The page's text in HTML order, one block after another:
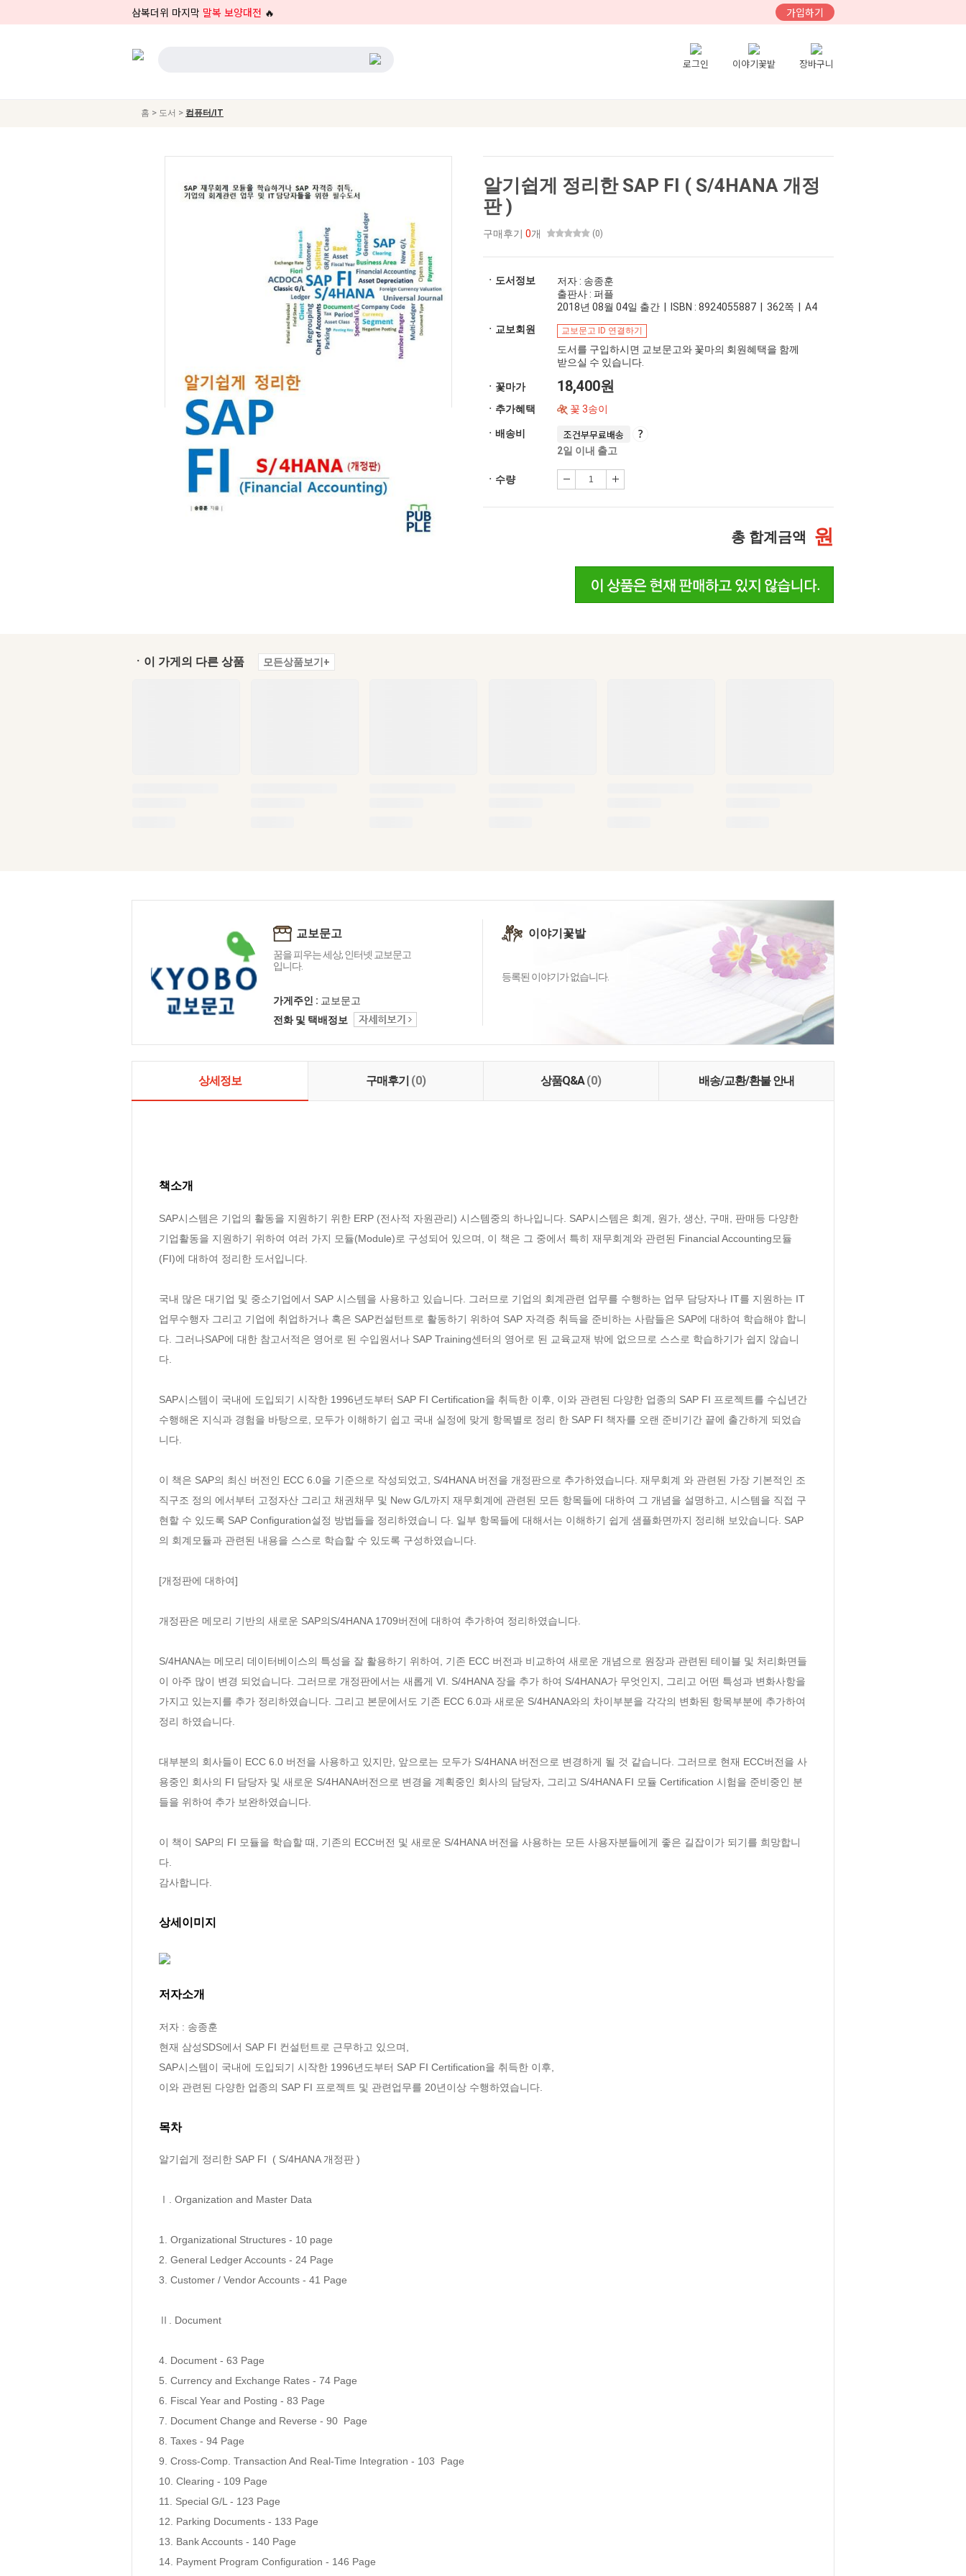
삼복더위 마지막 말복 보양대전 🔥 가입하기
로그인 이야기꽃밭 장바구니
홈 > 도서 > 컴퓨터/IT
알기쉽게 정리한 SAP FI ( S/4HANA 개정
판 )
구매후기 0개 (0)
ㆍ도서정보
저자 : 송종훈
출판사 : 퍼플
2018년 08월 04일 출간 | ISBN : 8924055887 | 362쪽 | A4
ㆍ교보회원
교보문고 ID 연결하기
도서를 구입하시면 교보문고와 꽃마의 회원혜택을 함께
받으실 수 있습니다.
ㆍ꽃마가 18,400원
ㆍ추가혜택 꽃 3송이
ㆍ배송비 조건부무료배송
2일 이내 출고
ㆍ수량
총 합계금액 원
ㆍ이 가게의 다른 상품 모든상품보기+
교보문고
꿈을 피우는 세상, 인터넷 교보문고
입니다.
가게주인 : 교보문고
전화 및 택배정보
이야기꽃밭
등록된 이야기가 없습니다.
상세정보 구매후기 (0) 상품Q&A(0) 배송/교환/환불 안내
책소개
SAP시스템은 기업의 활동을 지원하기 위한 ERP (전사적 자원관리) 시스템중의 하나입니다. SAP시스템은 회계, 원가, 생산, 구매, 판매등 다양한
기업활동을 지원하기 위하여 여러 가지 모듈(Module)로 구성되어 있으며, 이 책은 그 중에서 특히 재무회계와 관련된 Financial Accounting모듈
(FI)에 대하여 정리한 도서입니다.
국내 많은 대기업 및 중소기업에서 SAP 시스템을 사용하고 있습니다. 그러므로 기업의 회계관련 업무를 수행하는 업무 담당자나 IT를 지원하는 IT
업무수행자 그리고 기업에 취업하거나 혹은 SAP컨설턴트로 활동하기 위하여 SAP 자격증 취득을 준비하는 사람들은 SAP에 대하여 학습해야 합니
다. 그러나SAP에 대한 참고서적은 영어로 된 수입원서나 SAP Training센터의 영어로 된 교육교재 밖에 없으므로 스스로 학습하기가 쉽지 않습니
다.
SAP시스템이 국내에 도입되기 시작한 1996년도부터 SAP FI Certification을 취득한 이후, 이와 관련된 다양한 업종의 SAP FI 프로젝트를 수십년간
수행해온 지식과 경험을 바탕으로, 모두가 이해하기 쉽고 국내 실정에 맞게 항목별로 정리 한 SAP FI 책자를 오랜 준비기간 끝에 출간하게 되었습
니다.
이 책은 SAP의 최신 버전인 ECC 6.0을 기준으로 작성되었고, S/4HANA 버전을 개정판으로 추가하였습니다. 재무회계 와 관련된 가장 기본적인 조
직구조 정의 에서부터 고정자산 그리고 채권채무 및 New G/L까지 재무회계에 관련된 모든 항목들에 대하여 그 개념을 설명하고, 시스템을 직접 구
현할 수 있도록 SAP Configuration설정 방법들을 정리하였습니 다. 일부 항목들에 대해서는 이해하기 쉽게 샘플화면까지 정리해 보았습니다. SAP
의 회계모듈과 관련된 내용을 스스로 학습할 수 있도록 구성하였습니다.
[개정판에 대하여]
개정판은 메모리 기반의 새로운 SAP의S/4HANA 1709버전에 대하여 추가하여 정리하였습니다.
S/4HANA는 메모리 데이터베이스의 특성을 잘 활용하기 위하여, 기존 ECC 버전과 비교하여 새로운 개념으로 원장과 관련된 테이블 및 처리화면들
이 아주 많이 변경 되었습니다. 그러므로 개정판에서는 새롭게 VI. S/4HANA 장을 추가 하여 S/4HANA가 무엇인지, 그리고 어떤 특성과 변화사항을
가지고 있는지를 추가 정리하였습니다. 그리고 본문에서도 기존 ECC 6.0과 새로운 S/4HANA와의 차이부분을 각각의 변화된 항목부분에 추가하여
정리 하였습니다.
대부분의 회사들이 ECC 6.0 버전을 사용하고 있지만, 앞으로는 모두가 S/4HANA 버전으로 변경하게 될 것 같습니다. 그러므로 현재 ECC버전을 사
용중인 회사의 FI 담당자 및 새로운 S/4HANA버전으로 변경을 계획중인 회사의 담당자, 그리고 S/4HANA FI 모듈 Certification 시험을 준비중인 분
들을 위하여 추가 보완하였습니다.
이 책이 SAP의 FI 모듈을 학습할 때, 기존의 ECC버전 및 새로운 S/4HANA 버전을 사용하는 모든 사용자분들에게 좋은 길잡이가 되기를 희망합니
다.
감사합니다.
상세이미지
저자소개
저자 : 송종훈
현재 삼성SDS에서 SAP FI 컨설턴트로 근무하고 있으며,
SAP시스템이 국내에 도입되기 시작한 1996년도부터 SAP FI Certification을 취득한 이후,
이와 관련된 다양한 업종의 SAP FI 프로젝트 및 관련업무를 20년이상 수행하였습니다.
목차
알기쉽게 정리한 SAP FI  ( S/4HANA 개정판 )
Ⅰ. Organization and Master Data
1. Organizational Structures - 10 page
2. General Ledger Accounts - 24 Page
3. Customer / Vendor Accounts - 41 Page
Ⅱ. Document
4. Document - 63 Page
5. Currency and Exchange Rates - 74 Page
6. Fiscal Year and Posting - 83 Page
7. Document Change and Reverse - 90  Page
8. Taxes - 94 Page
9. Cross-Comp. Transaction And Real-Time Integration - 103  Page
10. Clearing - 109 Page
11. Special G/L - 123 Page
12. Parking Documents - 133 Page
13. Bank Accounts - 140 Page
14. Payment Program Configuration - 146 Page